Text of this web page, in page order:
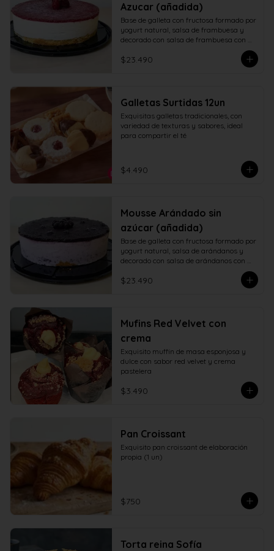
Azucar (añadida)
Base de galleta con fructosa formado por
yogurt natural, salsa de frambuesa y
decorado con salsa de frambuesa con
$23.490
Galletas Surtidas 12un
Exquisitas galletas tradicionales, con
variedad de texturas y sabores, ideal
para compartir el té
$4.490
Mousse Arándado sin
azúcar (añadida)
Base de galleta con fructosa formado por
yogurt natural, salsa de arándanos y
decorado con salsa de arándanos con
$23.490
Mufins Red Velvet con
crema
Exquisito muffin de masa esponjosa y
dulce con sabor red velvet y crema
pastelera
$3.490
Pan Croissant
Exquisito pan croissant de elaboración
propia (1 un)
$750
Torta reina Sofía